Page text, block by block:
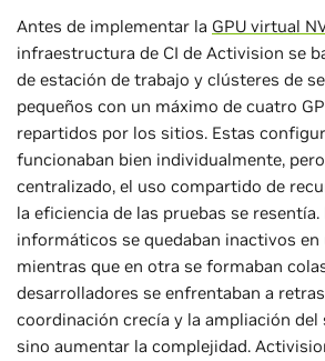
Antes de implementar la GPU virtual
infraestructura de CI de Activision se
de estación de trabajo y clústeres de
pequeños con un máximo de cuatro
repartidos por los sitios. Estas
funcionaban bien individualmente,
centralizado, el uso compartido de
la eficiencia de las pruebas se
informáticos se quedaban inactivos en
mientras que en otra se formaban
desarrolladores se enfrentaban a
coordinación crecía y la ampliación del
sino aumentar la complejidad.